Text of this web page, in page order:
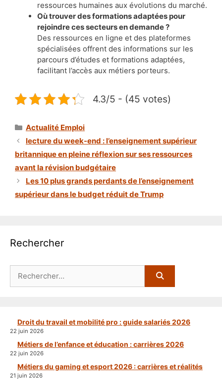
ressources humaines aux évolutions du marché.
Où trouver des formations adaptées pour
rejoindre ces secteurs en demande ?
Des ressources en ligne et des plateformes
spécialisées offrent des informations sur les
parcours d’études et formations adaptées,
facilitant l’accès aux métiers porteurs.
4.3/5 - (45 votes)
Catégories
Actualité Emploi
lecture du week-end : l’enseignement supérieur
britannique en pleine réflexion sur ses ressources
avant la révision budgétaire
Les 10 plus grands perdants de l’enseignement
supérieur dans le budget réduit de Trump
Rechercher
Droit du travail et mobilité pro : guide salariés 2026
22 juin 2026
Métiers de l’enfance et éducation : carrières 2026
22 juin 2026
Métiers du gaming et esport 2026 : carrières et réalités
21 juin 2026